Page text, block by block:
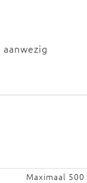
Maximaal